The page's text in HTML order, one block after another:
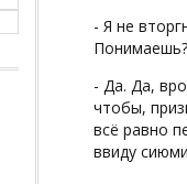
- Я не
Понимаешь?
- Да. Да,
чтобы,
всё равно
ввиду